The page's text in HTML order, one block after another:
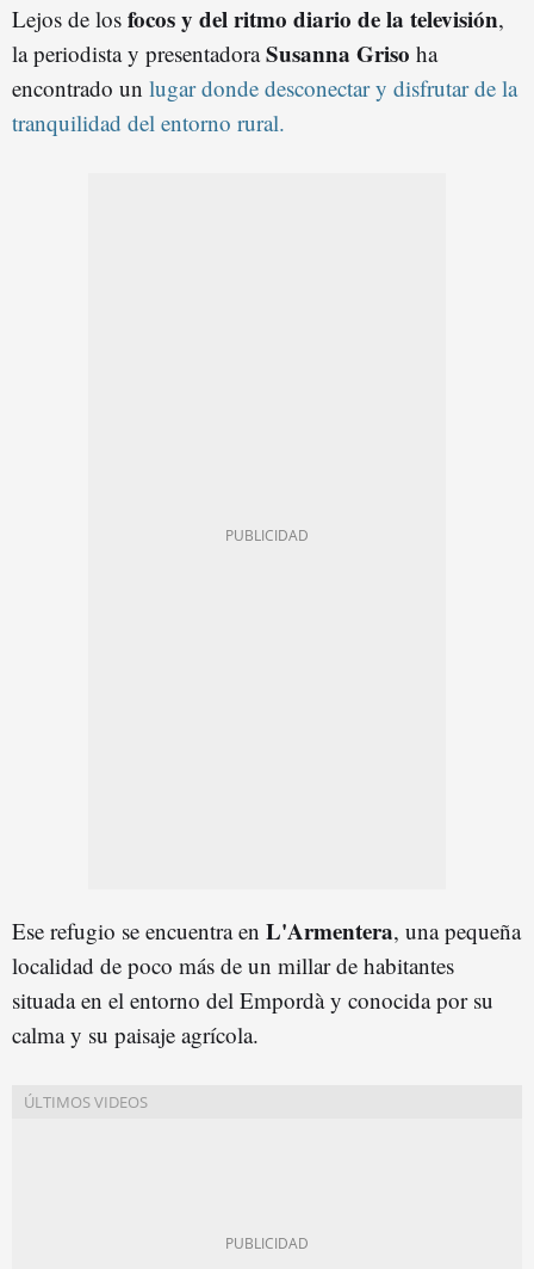
Lejos de los focos y del ritmo diario de la televisión,
la periodista y presentadoraSusanna Griso ha
encontrado un lugar donde desconectar y disfrutar de la
tranquilidad del entorno rural.
Ese refugio se encuentra en L'Armentera, una pequeña
localidad de poco más de un millar de habitantes
situada en el entorno del Empordà y conocida por su
calma y su paisaje agrícola.